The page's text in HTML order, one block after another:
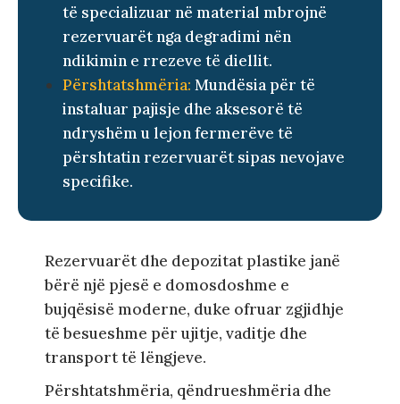
të specializuar në material mbrojnë
rezervuarët nga degradimi nën
ndikimin e rrezeve të diellit.
Përshtatshmëria: Mundësia për të
instaluar pajisje dhe aksesorë të
ndryshëm u lejon fermerëve të
përshtatin rezervuarët sipas nevojave
specifike.
Rezervuarët dhe depozitat plastike janë
bërë një pjesë e domosdoshme e
bujqësisë moderne, duke ofruar zgjidhje
të besueshme për ujitje, vaditje dhe
transport të lëngjeve.
Përshtatshmëria, qëndrueshmëria dhe